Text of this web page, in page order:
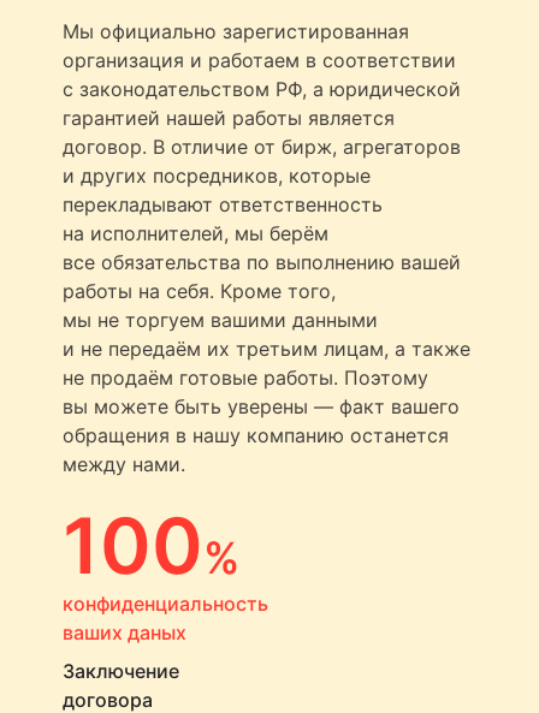
Мы официально зарегистированная
организация и работаем в соответствии
с законодательством РФ, а юридической
гарантией нашей работы является
договор. В отличие от бирж, агрегаторов
и других посредников, которые
перекладывают ответственность
на исполнителей, мы берём
все обязательства по выполнению вашей
работы на себя. Кроме того,
мы не торгуем вашими данными
и не передаём их третьим лицам, а также
не продаём готовые работы. Поэтому
вы можете быть уверены — факт вашего
обращения в нашу компанию останется
между нами.
100%
конфиденциальность
ваших даных
Заключение
договора